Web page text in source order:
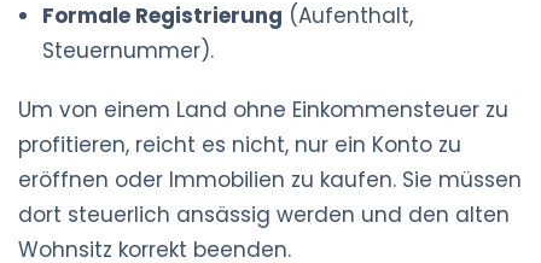
Formale Registrierung (Aufenthalt,
Steuernummer).
Um von einem Land ohne Einkommensteuer zu
profitieren, reicht es nicht, nur ein Konto zu
eröffnen oder Immobilien zu kaufen. Sie müssen
dort steuerlich ansässig werden und den alten
Wohnsitz korrekt beenden.